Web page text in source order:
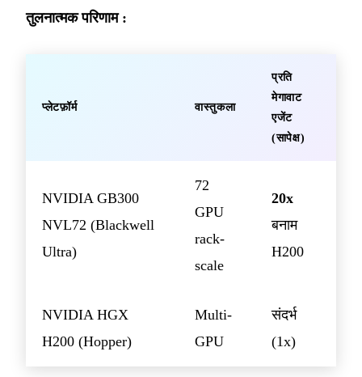
तुलनात्मक परिणाम :
प्लेटफ़ॉर्म वास्तुकला
प्रति
मेगावाट
एजेंट
(सापेक्ष)
NVIDIA GB300
NVL72 (Blackwell
Ultra)
72
GPU
rack-
scale
20x
बनाम
H200
NVIDIA HGX
H200 (Hopper)
Multi-
GPU
संदर्भ
(1x)